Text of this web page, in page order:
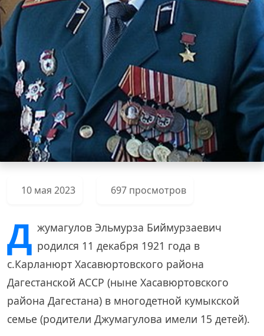
10 мая 2023 697 просмотров
Д жумагулов Эльмурза Биймурзаевич
родился 11 декабря 1921 года в
с.Карланюрт Хасавюртовского района
Дагестанской АССР (ныне Хасавюртовского
района Дагестана) в многодетной кумыкской
семье (родители Джумагулова имели 15 детей).